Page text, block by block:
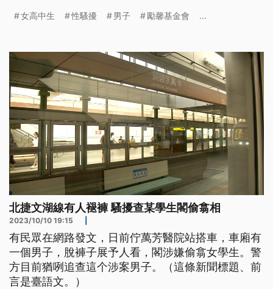
女高中生 性騷擾 男子 勵馨基金會 ...
北捷文湖線有人褪褲 騷擾查某學生閣偷翕相
2023/10/10 19:15
有民眾在網路發文，日前佇萬芳醫院站搭車，車廂有
一個男子，脫褲子展予人看，閣涉嫌偷翕女學生。警
方目前猶咧追查這个涉案男子。（這條新聞標題、前
言是臺語文。）